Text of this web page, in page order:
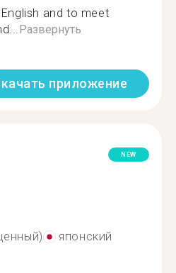
and to meet
Развернуть
приложение
NEW
японский